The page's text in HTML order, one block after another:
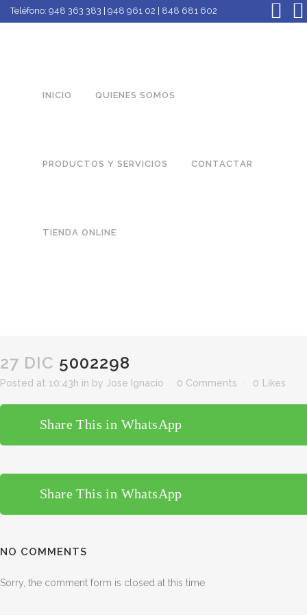
Teléfono: 948 363 383 | 948 961 02 | 848 681 602
INICIO QUIENES SOMOS
PRODUCTOS Y SERVICIOS CONTACTAR
TIENDA ONLINE
27 DIC 5002298
Posted at 10:43h in by Jose Ignacio 0 Comments 0 Likes
Share This in WhatsApp
Share This in WhatsApp
NO COMMENTS
Sorry, the comment form is closed at this time.